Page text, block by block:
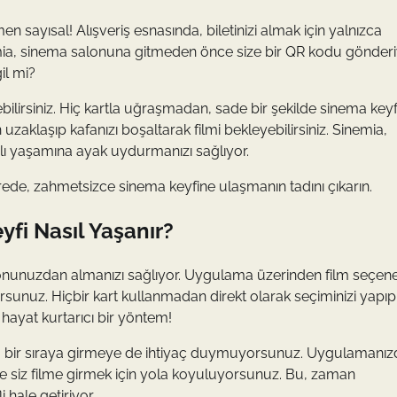
sayısal! Alışveriş esnasında, biletinizi almak için yalnızca
sinema salonuna gitmeden önce size bir QR kodu
mi?
Hiç kartla uğraşmadan, sade bir şekilde sinema
uzaklaşıp kafanızı boşaltarak filmi bekleyebilirsiniz. Sinemia,
ayak uydurmanızı sağlıyor.
zahmetsizce sinema keyfine ulaşmanın tadını çıkarın.
Nasıl Yaşanır?
almanızı sağlıyor. Uygulama üzerinden film
Hiçbir kart kullanmadan direkt olarak seçiminizi
kurtarıcı bir yöntem!
sıraya girmeye de ihtiyaç duymuyorsunuz.
siz filme girmek için yola koyuluyorsunuz. Bu, zaman